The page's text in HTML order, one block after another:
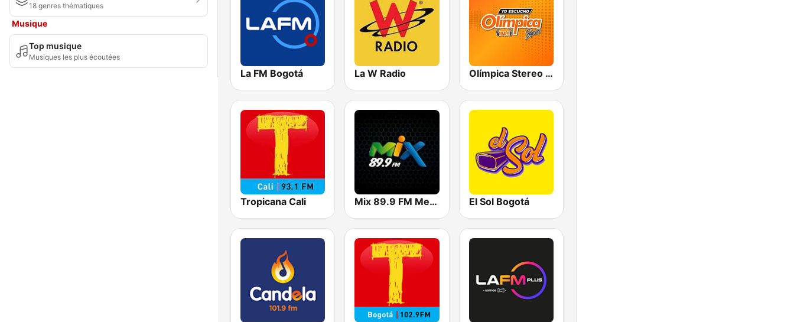
18 genres thématiques
Musique
Top musique
Musiques les plus écoutées
La FM Bogotá La W Radio Olímpica Stereo - Medellín 104.9 FM
Tropicana Cali Mix 89.9 FM Medellin El Sol Bogotá